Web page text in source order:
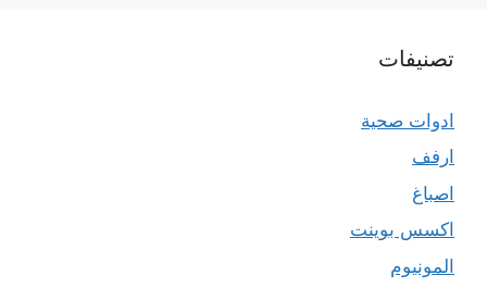
تصنيفات
ادوات صحية
ارفف
اصباغ
اكسس بوينت
المونيوم